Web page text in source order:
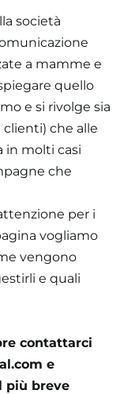
società
a mamme e
quello
e si rivolge sia
che alle
in molti casi
che
per i
vogliamo
vengono
e quali
contattarci
e
più breve